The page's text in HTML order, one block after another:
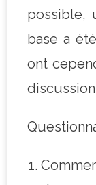
possible,
base a
ont